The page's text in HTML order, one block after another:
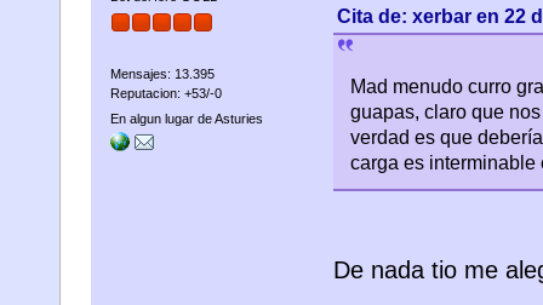
Mensajes: 13.395
Reputacion: +53/-0
En algun lugar de Asturies
Cita de: xerbar en 22
Mad menudo curro
guapas, claro que
verdad es que
carga es interminable
De nada tio me